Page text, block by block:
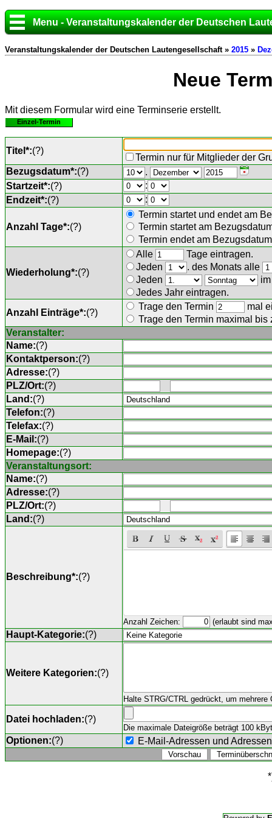
Menu - Veranstaltungskalender der Deutschen
Veranstaltungskalender der Deutschen Lautengesellschaft » 2015 »
Neue
Mit diesem Formular wird eine Terminserie erstellt.
Einzel-Termin
Titel*:(?)
Termin nur für Mitglieder der
Bezugsdatum*:(?)
.
Startzeit*:(?)
:
Endzeit*:(?) :
Anzahl Tage*:(?)
Termin startet und endet am
Termin startet am
Termin endet am
Wiederholung*:(?)
Alle
Tage eintragen.
Jeden
. des Monats alle
Jeden
Jedes Jahr eintragen.
Anzahl Einträge*:(?)
Trage den Termin
mal
Trage den Termin maximal bis
Veranstalter:
Name:(?)
Kontaktperson:(?)
Adresse:(?)
PLZ/Ort:(?)
Land:(?)
Telefon:(?)
Telefax:(?)
E-Mail:(?)
Homepage:(?)
Veranstaltungsort:
Name:(?)
Adresse:(?)
PLZ/Ort:(?)
Land:(?)
Beschreibung*:(?)
Anzahl Zeichen: (erlaubt sind
Haupt-Kategorie:(?)
Weitere Kategorien:(?)
Halte STRG/CTRL gedrückt, um mehrere
Datei hochladen:(?)
Die maximale Dateigröße beträgt 100
Optionen:(?) E-Mail-Adressen und